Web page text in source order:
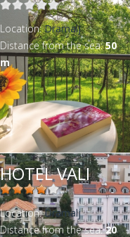
Location:Dramalj
Distance from the sea:50
m
HOTEL VALI
Location:Dramalj
Distance from the sea:20